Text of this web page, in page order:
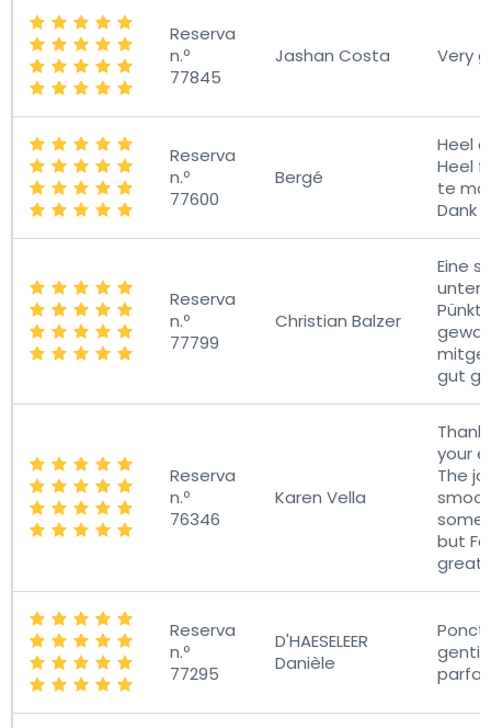
Reserva
n.º
77845
Jashan Costa Very
Reserva
n.º
77600
Bergé
Heel
Heel
te
Dank
Reserva
n.º
77799
Christian Balzer
Eine
gut
Reserva
n.º
76346
Karen Vella
your
The
some
but
great.
Reserva
n.º
77295
D'HAESELEER
Danièle